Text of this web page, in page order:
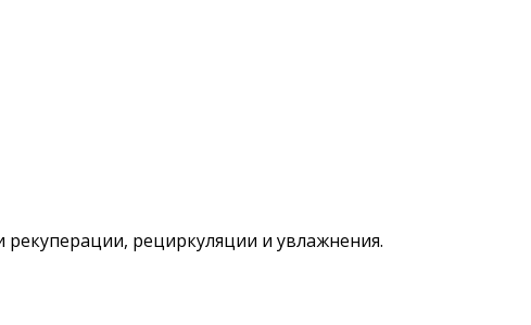
рециркуляции и увлажнения.